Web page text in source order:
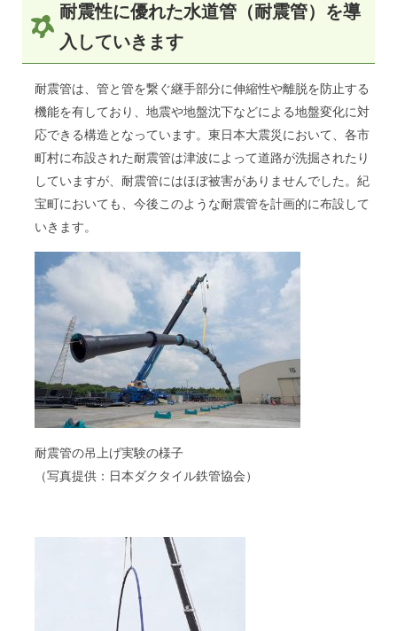
耐震性に優れた水道管（耐震管）を導
入していきます
耐震管は、管と管を繋ぐ継手部分に伸縮性や離脱を防止する
機能を有しており、地震や地盤沈下などによる地盤変化に対
応できる構造となっています。東日本大震災において、各市
町村に布設された耐震管は津波によって道路が洗掘されたり
していますが、耐震管にはほぼ被害がありませんでした。紀
宝町においても、今後このような耐震管を計画的に布設して
いきます。
耐震管の吊上げ実験の様子
（写真提供：日本ダクタイル鉄管協会）